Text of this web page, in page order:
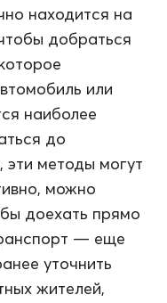
находится на
добраться
или
наиболее
до
методы могут
можно
доехать прямо
— еще
уточнить
жителей,